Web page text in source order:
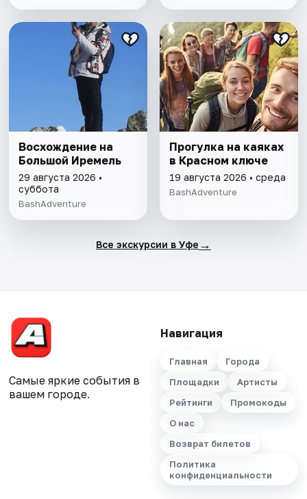
Восхождение на
Большой Иремель
29 августа 2026 •
суббота
BashAdventure
Прогулка на каяках
в Красном ключе
19 августа 2026 • среда
BashAdventure
Все экскурсии в Уфе →
Самые яркие события в
вашем городе.
Навигация
Главная
Города
Площадки
Артисты
Рейтинги
Промокоды
О нас
Возврат билетов
Политика
конфиденциальности